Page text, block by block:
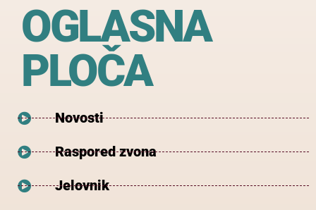
OGLASNA
PLOČA
Novosti
Raspored zvona
Jelovnik